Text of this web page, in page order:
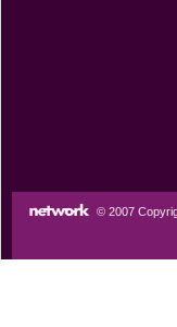
© 2007